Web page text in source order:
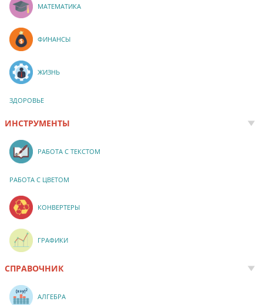
МАТЕМАТИКА
ФИНАНСЫ
ЖИЗНЬ
ЗДОРОВЬЕ
ИНСТРУМЕНТЫ
РАБОТА С ТЕКСТОМ
РАБОТА С ЦВЕТОМ
КОНВЕРТЕРЫ
ГРАФИКИ
СПРАВОЧНИК
АЛГЕБРА